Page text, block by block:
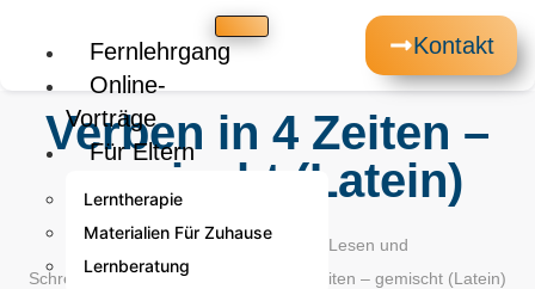
Fernlehrgang
Online-
Vorträge
Für Eltern
Lerntherapie
Materialien Für Zuhause
Lernberatung
Kontakt
Verben in 4 Zeiten –
gemischt (Latein)
Startseite /Arbeitsblätter
Lesen und
Schreiben/Grammatik / Verben in 4 Zeiten – gemischt (Latein)